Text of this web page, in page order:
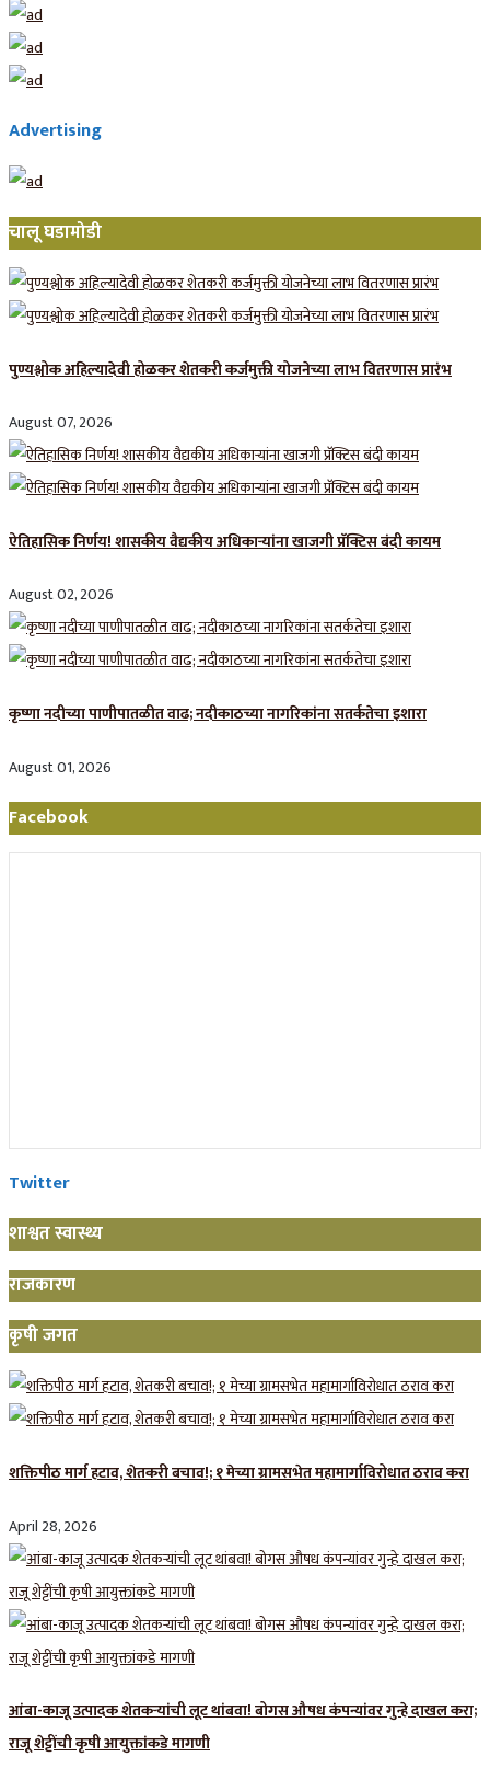
Advertising
चालू घडामोडी
पुण्यश्लोक अहिल्यादेवी होळकर शेतकरी कर्जमुक्ती योजनेच्या लाभ वितरणास प्रारंभ
August 07, 2026
ऐतिहासिक निर्णय! शासकीय वैद्यकीय अधिकाऱ्यांना खाजगी प्रॅक्टिस बंदी कायम
August 02, 2026
कृष्णा नदीच्या पाणीपातळीत वाढ; नदीकाठच्या नागरिकांना सतर्कतेचा इशारा
August 01, 2026
Facebook
Twitter
शाश्वत स्वास्थ्य
राजकारण
कृषी जगत
शक्तिपीठ मार्ग हटाव, शेतकरी बचाव!; १ मेच्या ग्रामसभेत महामार्गाविरोधात ठराव करा
April 28, 2026
आंबा-काजू उत्पादक शेतकऱ्यांची लूट थांबवा! बोगस औषध कंपन्यांवर गुन्हे दाखल करा;
राजू शेट्टींची कृषी आयुक्तांकडे मागणी